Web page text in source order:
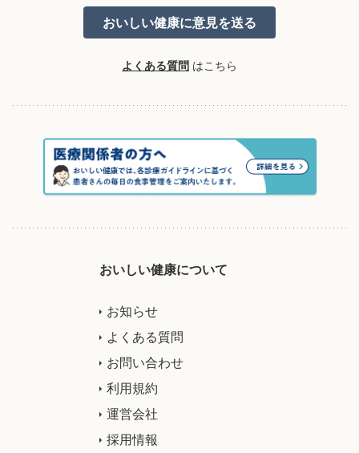
よくある質問 はこちら
おいしい健康について
お知らせ
よくある質問
お問い合わせ
利用規約
運営会社
採用情報